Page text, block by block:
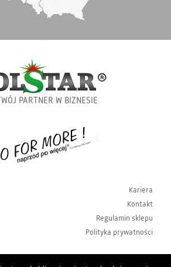
TWÓJ PARTNER W BIZNESIE
Kariera
Kontakt
Regulamin sklepu
Polityka prywatności